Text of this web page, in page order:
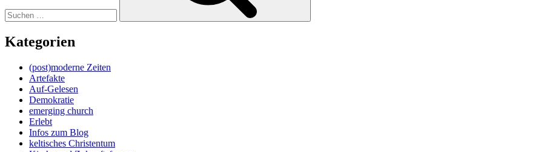
Kategorien
(post)moderne Zeiten
Artefakte
Auf-Gelesen
Demokratie
emerging church
Erlebt
Infos zum Blog
keltisches Christentum